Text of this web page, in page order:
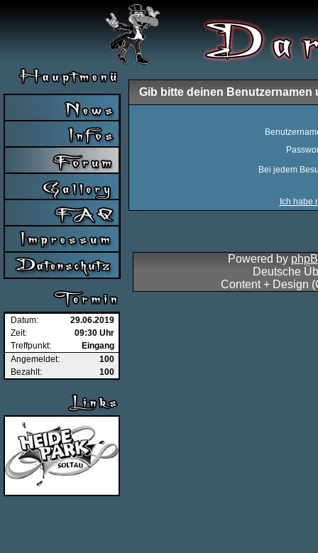
Datum:
29.06.2019
Zeit:
09:30 Uhr
Treffpunkt:
Eingang
Angemeldet:
100
Bezahlt:
100
Gib bitte deinen
Bei jedem
Ich habe
Powered by
Deutsche
Content + Design